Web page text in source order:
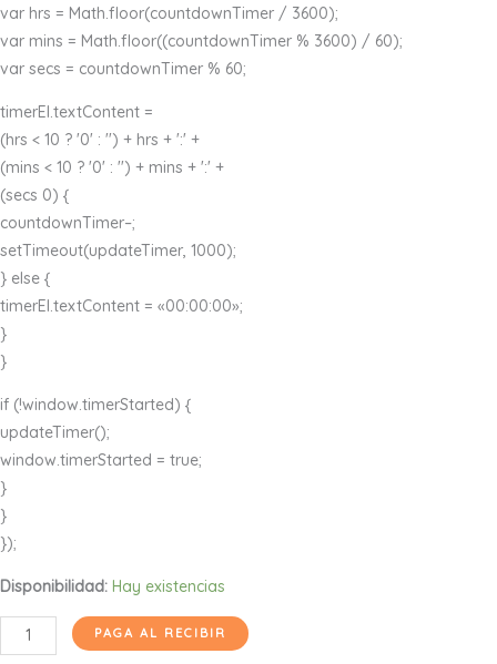
var hrs = Math.floor(countdownTimer / 3600);
var mins = Math.floor((countdownTimer % 3600) / 60);
var secs = countdownTimer % 60;
timerEl.textContent =
(hrs < 10 ? '0' : '') + hrs + ':' +
(mins < 10 ? '0' : '') + mins + ':' +
(secs 0) {
countdownTimer–;
setTimeout(updateTimer, 1000);
} else {
timerEl.textContent = «00:00:00»;
}
}
if (!window.timerStarted) {
updateTimer();
window.timerStarted = true;
}
}
});
Disponibilidad: Hay existencias
Colágeno
Hidrolizado
PAGA AL RECIBIR